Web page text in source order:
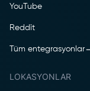
YouTube
Reddit
Tüm entegrasyonlar
LOKASYONLAR